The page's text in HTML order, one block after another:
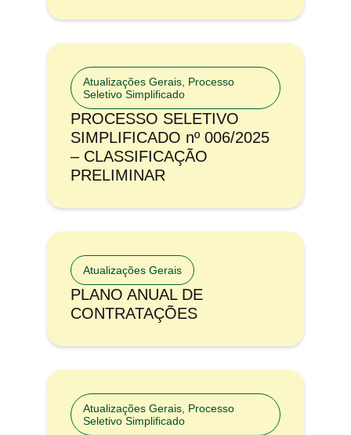
Atualizações Gerais Processo
Seletivo Simplificado
PROCESSO SELETIVO
SIMPLIFICADO nº 006/2025
– CLASSIFICAÇÃO
PRELIMINAR
Atualizações Gerais
PLANO ANUAL DE
CONTRATAÇÕES
Atualizações Gerais Processo
Seletivo Simplificado